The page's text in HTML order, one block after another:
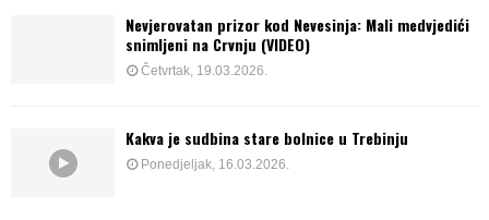
Nevjerovatan prizor kod Nevesinja: Mali medvjedići
snimljeni na Crvnju (VIDEO)
Četvrtak, 19.03.2026.
Kakva je sudbina stare bolnice u Trebinju
Ponedjeljak, 16.03.2026.